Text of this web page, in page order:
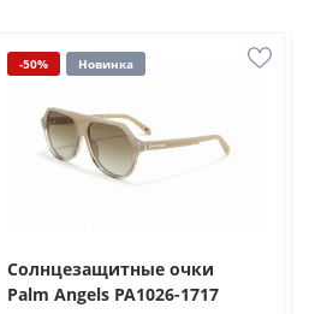
-50% Новинка
Солнцезащитные очки
Palm Angels PA1026-1717